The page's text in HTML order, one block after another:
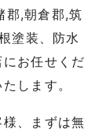
郡,朝倉郡,筑
塗装、防水
お任せくだ
します。
、まずは無